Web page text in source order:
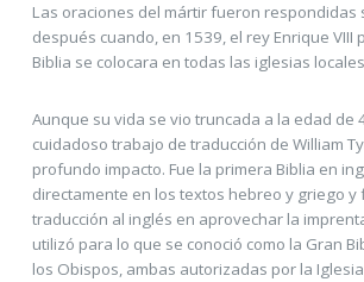
Las oraciones del mártir fueron respondidas
después cuando, en 1539, el rey Enrique VIII
Biblia se colocara en todas las iglesias
Aunque su vida se vio truncada a la edad de
cuidadoso trabajo de traducción de William
profundo impacto. Fue la primera Biblia en
directamente en los textos hebreo y griego y
traducción al inglés en aprovechar la
utilizó para lo que se conoció como la Gran
los Obispos, ambas autorizadas por la